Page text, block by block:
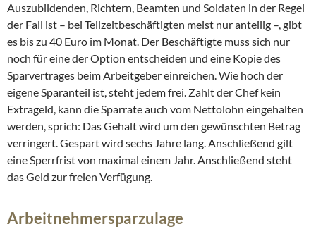
Auszubildenden, Richtern, Beamten und Soldaten in der Regel
der Fall ist – bei Teilzeitbeschäftigten meist nur anteilig –, gibt
es bis zu 40 Euro im Monat. Der Beschäftigte muss sich nur
noch für eine der Option entscheiden und eine Kopie des
Sparvertrages beim Arbeitgeber einreichen. Wie hoch der
eigene Sparanteil ist, steht jedem frei. Zahlt der Chef kein
Extrageld, kann die Sparrate auch vom Nettolohn eingehalten
werden, sprich: Das Gehalt wird um den gewünschten Betrag
verringert. Gespart wird sechs Jahre lang. Anschließend gilt
eine Sperrfrist von maximal einem Jahr. Anschließend steht
das Geld zur freien Verfügung.
Arbeitnehmersparzulage